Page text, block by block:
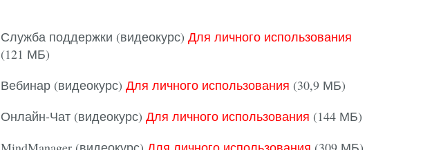
Служба поддержки (видеокурс) Для личного использования
(121 МБ)
Вебинар (видеокурс) Для личного использования (30,9 МБ)
Онлайн-Чат (видеокурс) Для личного использования (144 МБ)